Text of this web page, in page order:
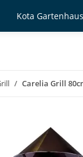
Kota Gartenhaus
Carelia Grill